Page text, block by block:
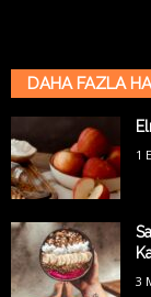
DAHA FAZLA
1
3